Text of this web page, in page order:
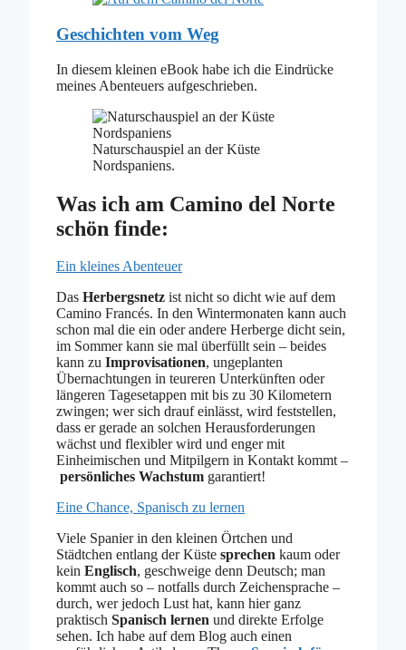
Geschichten vom Weg
In diesem kleinen eBook habe ich die Eindrücke
meines Abenteuers aufgeschrieben.
Naturschauspiel an der Küste
Nordspaniens.
Was ich am Camino del Norte
schön finde:
Ein kleines Abenteuer
Das Herbergsnetz ist nicht so dicht wie auf dem
Camino Francés. In den Wintermonaten kann auch
schon mal die ein oder andere Herberge dicht sein,
im Sommer kann sie mal überfüllt sein – beides
kann zu Improvisationen, ungeplanten
Übernachtungen in teureren Unterkünften oder
längeren Tagesetappen mit bis zu 30 Kilometern
zwingen; wer sich drauf einlässt, wird feststellen,
dass er gerade an solchen Herausforderungen
wächst und flexibler wird und enger mit
Einheimischen und Mitpilgern in Kontakt kommt –
persönliches Wachstum garantiert!
Eine Chance, Spanisch zu lernen
Viele Spanier in den kleinen Örtchen und
Städtchen entlang der Küste sprechen kaum oder
kein Englisch, geschweige denn Deutsch; man
kommt auch so – notfalls durch Zeichensprache –
durch, wer jedoch Lust hat, kann hier ganz
praktisch Spanisch lernen und direkte Erfolge
sehen. Ich habe auf dem Blog auch einen